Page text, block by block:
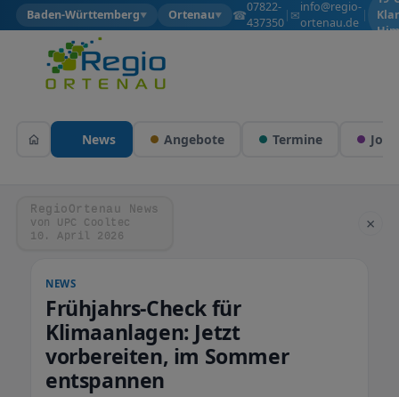
Baden-Württemberg▼ Ortenau▼ ☎07822-
437350
| ✉info@regio-
ortenau.de
|
News Angebote Termine Jobs
RegioOrtenau News
von UPC Cooltec
10. April 2026
×
NEWS
Frühjahrs-Check für
Klimaanlagen: Jetzt
vorbereiten, im Sommer
entspannen